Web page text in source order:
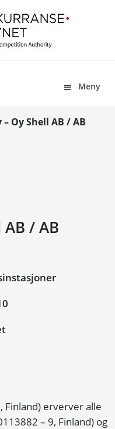
Meny
– Oy Shell AB / AB
AB / AB
Finland) erverver alle
– 9, Finland) og